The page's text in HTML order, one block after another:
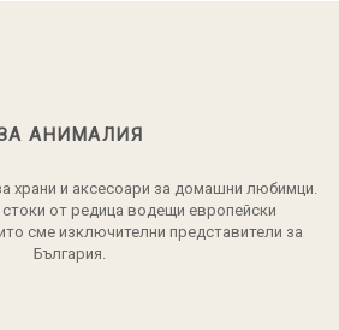
АНИМАЛИЯ
храни и аксесоари за домашни любимци.
от редица водещи европейски
сме изключителни представители за
България.